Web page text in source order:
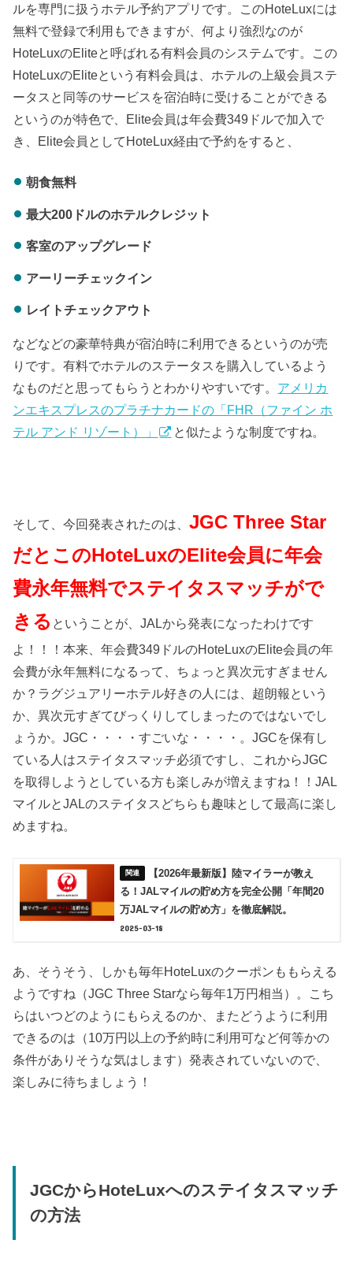
ルを専門に扱うホテル予約アプリです。このHoteLuxには
無料で登録で利用もできますが、何より強烈なのが
HoteLuxのEliteと呼ばれる有料会員のシステムです。この
HoteLuxのEliteという有料会員は、ホテルの上級会員ステ
ータスと同等のサービスを宿泊時に受けることができる
というのが特色で、Elite会員は年会費349ドルで加入で
き、Elite会員としてHoteLux経由で予約をすると、
朝食無料
最大200ドルのホテルクレジット
客室のアップグレード
アーリーチェックイン
レイトチェックアウト
などなどの豪華特典が宿泊時に利用できるというのが売
りです。有料でホテルのステータスを購入しているよう
なものだと思ってもらうとわかりやすいです。 アメリカ
ンエキスプレスのプラチナカードの「FHR（ファイン ホ
テル アンド リゾート）」
と似たような制度ですね。
そして、今回発表されたのは、JGC Three Star
だとこのHoteLuxのElite会員に年会
費永年無料でステイタスマッチがで
きる ということが、JALから発表になったわけです
よ！！！本来、年会費349ドルのHoteLuxのElite会員の年
会費が永年無料になるって、ちょっと異次元すぎません
か？ラグジュアリーホテル好きの人には、超朗報という
か、異次元すぎてびっくりしてしまったのではないでし
ょうか。JGC・・・・すごいな・・・・。JGCを保有し
ている人はステイタスマッチ必須ですし、これからJGC
を取得しようとしている方も楽しみが増えますね！！JAL
マイルとJALのステイタスどちらも趣味として最高に楽し
めますね。
【2026年最新版】陸マイラーが教え
る！JALマイルの貯め方を完全公開「年間20
万JALマイルの貯め方」を徹底解説。
2025-03-18
あ、そうそう、しかも毎年HoteLuxのクーポンももらえる
ようですね（JGC Three Starなら毎年1万円相当）。こち
らはいつどのようにもらえるのか、またどうように利用
できるのは（10万円以上の予約時に利用可など何等かの
条件がありそうな気はします）発表されていないので、
楽しみに待ちましょう！
JGCからHoteLuxへのステイタスマッチ
の方法